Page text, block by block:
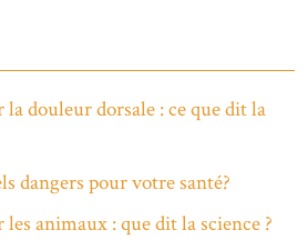
douleur dorsale : ce que dit la
dangers pour votre santé?
animaux : que dit la science ?